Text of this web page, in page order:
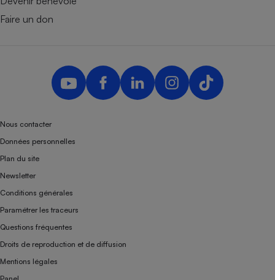
Faire un don
Nous contacter
Données personnelles
Plan du site
Newsletter
Conditions générales
Paramétrer les traceurs
Questions fréquentes
Droits de reproduction et de diffusion
Mentions légales